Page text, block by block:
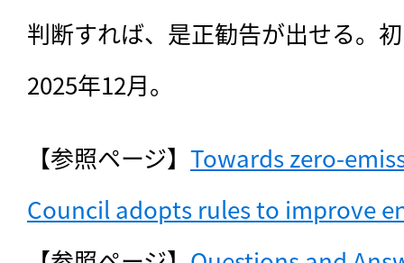
判断すれば、是正勧告が出せる。
2025年12月。
【参照ページ】 Towards zero-
Council adopts rules to improve